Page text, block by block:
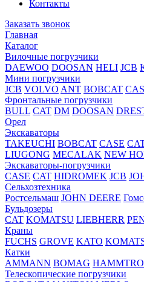
Контакты
Заказать звонок
Главная
Каталог
Вилочные погрузчики
DAEWOO DOOSAN HELI JCB
Мини погрузчики
JCB VOLVO ANT BOBCAT
Фронтальные погрузчики
BULL CAT DM DOOSAN
Орел
Экскаваторы
TAKEUCHI BOBCAT CASE
LIUGONG MECALAK NEW
Экскаваторы-погрузчики
CASE CAT HIDROМEK JCB
Сельхозтехника
Ростсельмаш JOHN DEERE
Бульдозеры
CAT KOMATSU LIEBHERR
Краны
FUCHS GROVE KATO
Катки
AMMANN BOMAG
Телескопические погрузчики